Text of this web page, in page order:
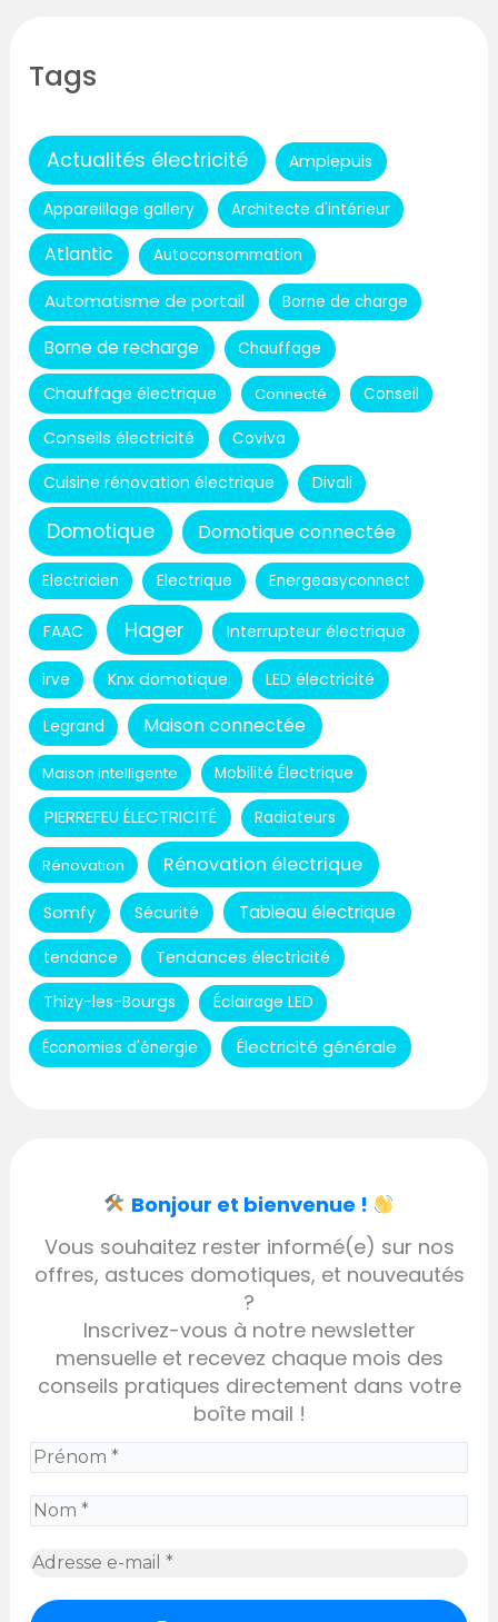
Tags
Actualités électricité Amplepuis
Appareillage gallery Architecte d'intérieur
Atlantic Autoconsommation
Automatisme de portail Borne de charge
Borne de recharge Chauffage
Chauffage électrique Connecté Conseil
Conseils électricité Coviva
Cuisine rénovation électrique Divali
Domotique Domotique connectée
Electricien Electrique Energeasyconnect
FAAC Hager Interrupteur électrique
irve Knx domotique LED électricité
Legrand Maison connectée
Maison intelligente Mobilité Électrique
PIERREFEU ÉLECTRICITÉ Radiateurs
Rénovation Rénovation électrique
Somfy Sécurité Tableau électrique
tendance Tendances électricité
Thizy-les-Bourgs Éclairage LED
Économies d'énergie Électricité générale
Bonjour et bienvenue !
Vous souhaitez rester informé(e) sur nos
offres, astuces domotiques, et nouveautés
?
Inscrivez-vous à notre newsletter
mensuelle et recevez chaque mois des
conseils pratiques directement dans votre
boîte mail !